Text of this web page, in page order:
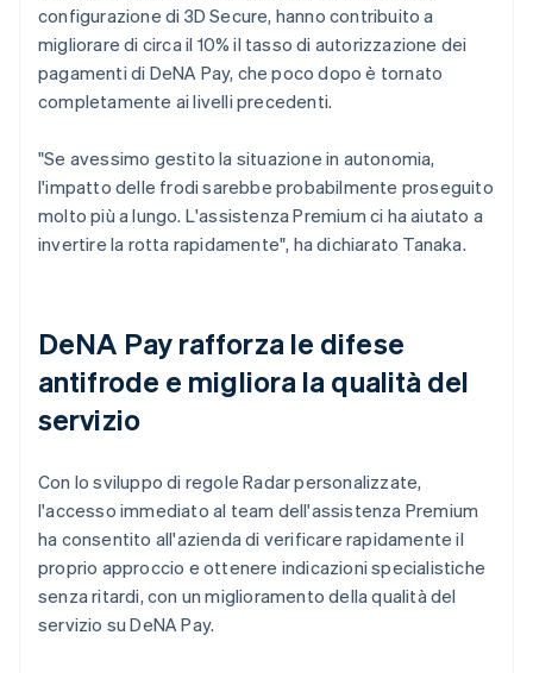
configurazione di 3D Secure, hanno contribuito a
migliorare di circa il 10% il tasso di autorizzazione dei
pagamenti di DeNA Pay, che poco dopo è tornato
completamente ai livelli precedenti.
"Se avessimo gestito la situazione in autonomia,
l'impatto delle frodi sarebbe probabilmente proseguito
molto più a lungo. L'assistenza Premium ci ha aiutato a
invertire la rotta rapidamente", ha dichiarato Tanaka.
DeNA Pay rafforza le difese
antifrode e migliora la qualità del
servizio
Con lo sviluppo di regole Radar personalizzate,
l'accesso immediato al team dell'assistenza Premium
ha consentito all'azienda di verificare rapidamente il
proprio approccio e ottenere indicazioni specialistiche
senza ritardi, con un miglioramento della qualità del
servizio su DeNA Pay.